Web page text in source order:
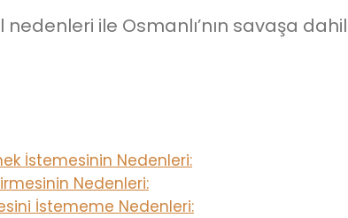
nedenleri ile Osmanlı’nın savaşa
İstemesinin Nedenleri:
Nedenleri:
İstememe Nedenleri: